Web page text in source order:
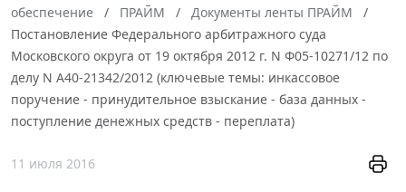
обеспечение
ПРАЙМ
Документы ленты ПРАЙМ
Постановление Федерального арбитражного суда
Московского округа от 19 октября 2012 г. N Ф05-10271/12 по
делу N А40-21342/2012 (ключевые темы: инкассовое
поручение - принудительное взыскание - база данных -
поступление денежных средств - переплата)
11 июля 2016